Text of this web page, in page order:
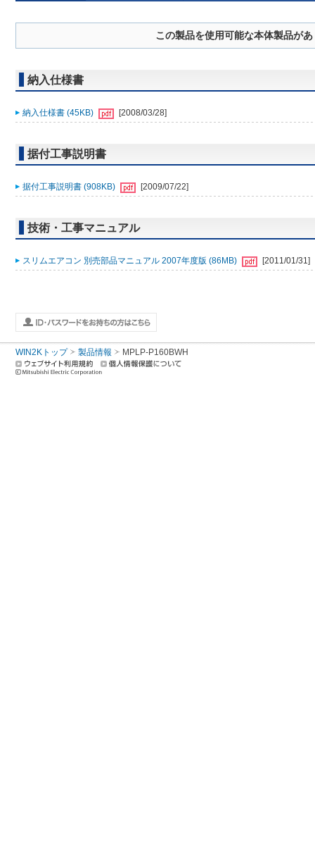
この製品を使用可能な本体製品が
納入仕様書
納入仕様書 (45KB) [2008/03/28]
据付工事説明書
据付工事説明書 (908KB) [2009/07/22]
技術・工事マニュアル
スリムエアコン 別売部品マニュアル 2007年度版 (86MB) [2011/01/31]
WIN2Kトップ 製品情報 MPLP-P160BWH